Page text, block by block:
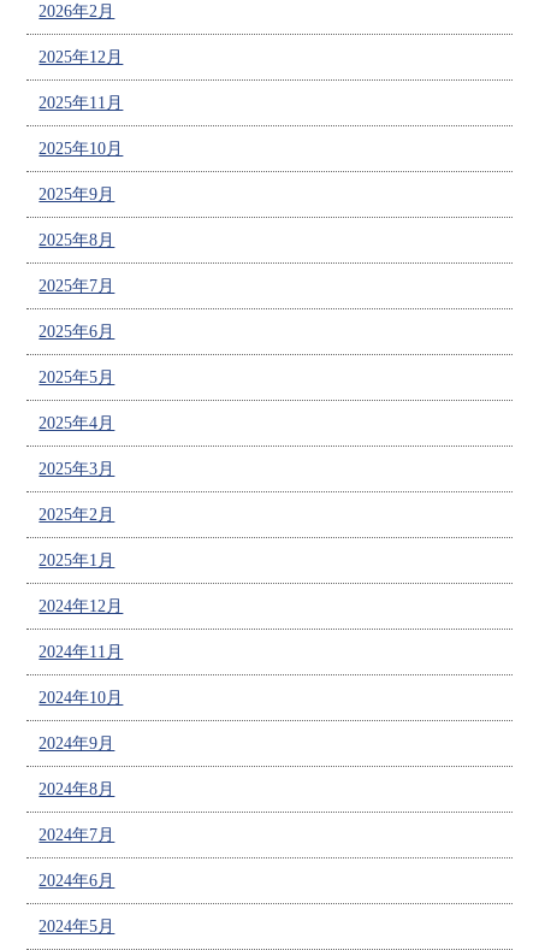
2026年2月
2025年12月
2025年11月
2025年10月
2025年9月
2025年8月
2025年7月
2025年6月
2025年5月
2025年4月
2025年3月
2025年2月
2025年1月
2024年12月
2024年11月
2024年10月
2024年9月
2024年8月
2024年7月
2024年6月
2024年5月